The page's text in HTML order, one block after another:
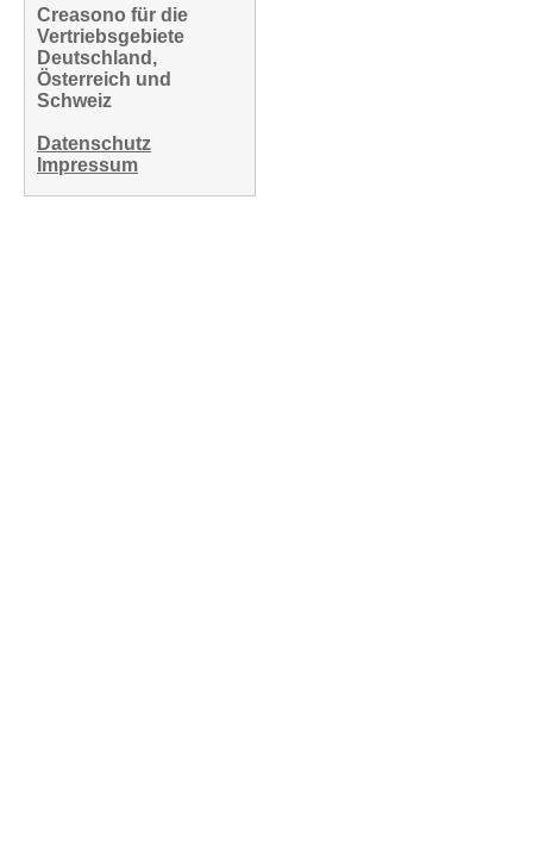
Creasono für die
Vertriebsgebiete
Deutschland,
Österreich und
Schweiz
Datenschutz
Impressum